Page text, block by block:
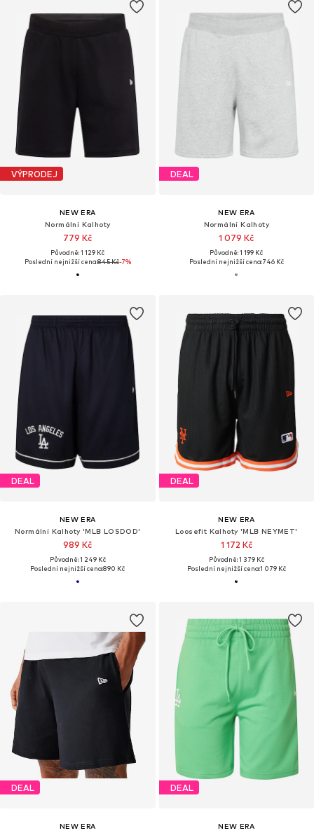
VÝPRODEJ
NEW ERA
Normální Kalhoty
779 Kč
Původně: 1 129 Kč
Poslední nejnižší cena:845 Kč-7%
DEAL
NEW ERA
Normální Kalhoty
1 079 Kč
Původně: 1 199 Kč
Poslední nejnižší cena:746 Kč
DEAL
NEW ERA
Normální Kalhoty 'MLB LOSDOD'
989 Kč
Původně: 1 249 Kč
Poslední nejnižší cena:890 Kč
DEAL
NEW ERA
Loosefit Kalhoty 'MLB NEYMET'
1 172 Kč
Původně: 1 379 Kč
Poslední nejnižší cena:1 079 Kč
DEAL
NEW ERA
DEAL
NEW ERA